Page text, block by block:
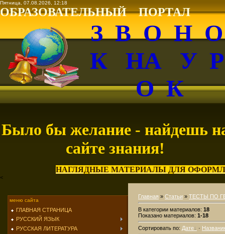
Пятница, 07.08.2026, 12:18
ОБРАЗОВАТЕЛЬНЫЙ ПОРТАЛ
З В О Н
К НА У
О К
Было бы желание - найдешь
сайте знания!
НАГЛЯДНЫЕ МАТЕРИАЛЫ ДЛЯ
<
меню сайта
ГЛАВНАЯ СТРАНИЦА
РУССКИЙ ЯЗЫК
РУССКАЯ ЛИТЕРАТУРА
Главная » Статьи » ТЕСТЫ ПО
В категории материалов: 18
Показано материалов: 1-18
Сортировать по: Дате ·